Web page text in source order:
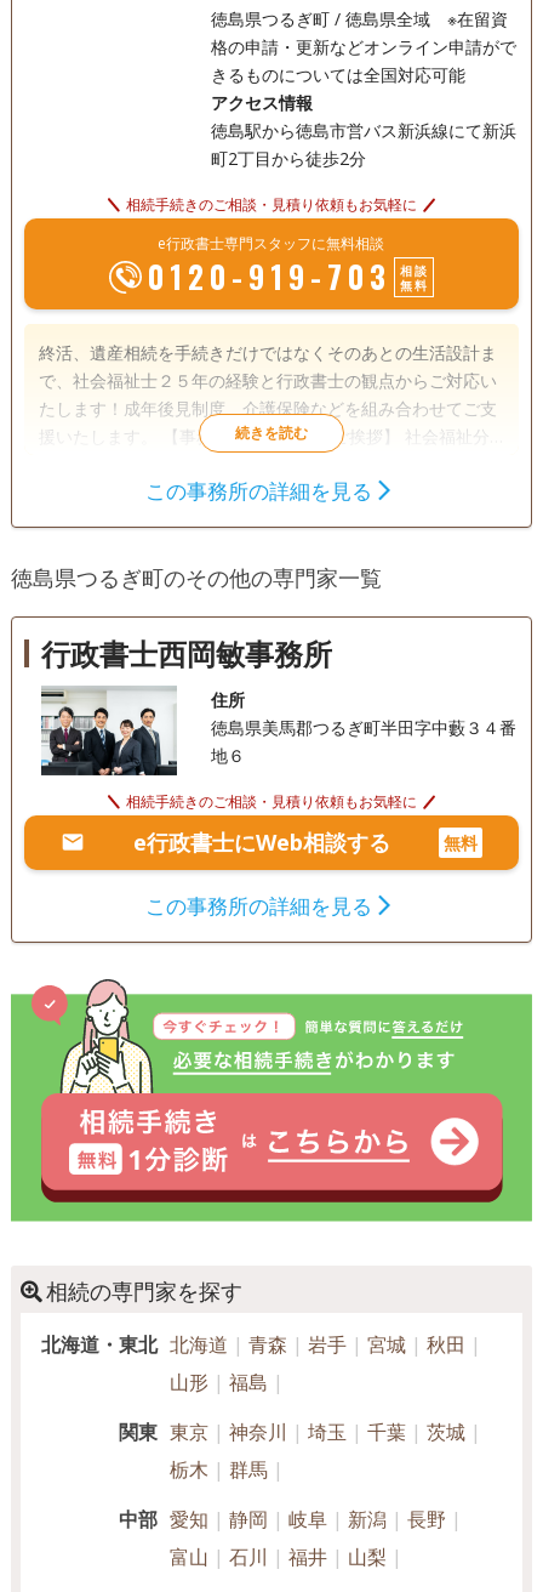
徳島県つるぎ町 / 徳島県全域 ※在留資
格の申請・更新などオンライン申請がで
きるものについては全国対応可能
アクセス情報
徳島駅から徳島市営バス新浜線にて新浜
町2丁目から徒歩2分
相続手続きのご相談・見積り依頼もお気軽に
e行政書士専門スタッフに無料相談
0120-919-703
相談
無料
終活、遺産相続を手続きだけではなくそのあとの生活設計ま
で、社会福祉士２５年の経験と行政書士の観点からご対応い
たします！成年後見制度、介護保険などを組み合わせてご支
援いたします。 【事務所開設の経緯とご挨拶】 社会福祉分
緒にお仕事をしながら仕事をしてきました。もう一歩踏み込
わたり医療・介護福祉の現場に携わってきた経験と、福祉に
で、人生のさまざまなステージで直面する不安や課題に、丁
寧に寄り添いながらサポートいたします。 遺言書や任意後見
制度のご相談、法人設立や運営支援、福祉サービスに関する
申請手続き、さらに各種許認可申請にも対応いたします。 ご
家族の将来や地域社会の在り方を見据えたアドバイスと実務
支援を通じて、ご相談者様の想いをかたちにするお手伝いを
切にし、安心して次の一歩を踏み出していただけるよう、心
遺産分割
事業承継
相続人調査 生前贈与（不動産名
電話相談可 訪問可 女性スタッフ対応可
初回相談無料 18時以降相談可
事務所面談可
この事務所の詳細を見る
徳島県つるぎ町のその他の専門家一覧
行政書士西岡敏事務所
住所
徳島県美馬郡つるぎ町半田字中藪３４番
地６
相続手続きのご相談・見積り依頼もお気軽に
e行政書士にWeb相談する 無料
この事務所の詳細を見る
相続の専門家を探す
北海道・東北 北海道 青森 岩手 宮城
秋田
山形
福島
関東 東京 神奈川 埼玉 千葉
茨城
栃木
群馬
中部 愛知 静岡 岐阜 新潟
長野
富山
石川 福井
山梨